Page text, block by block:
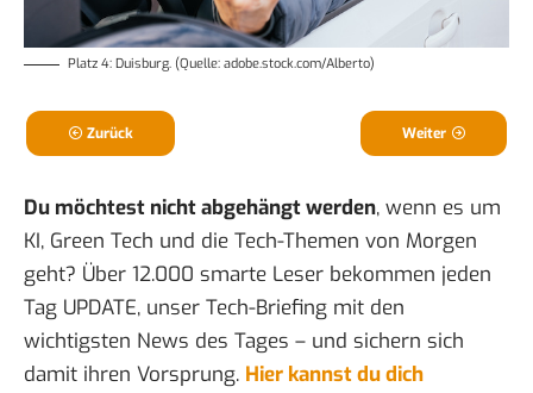
Platz 4: Duisburg. (Quelle: adobe.stock.com/Alberto)
Zurück Weiter
Du möchtest nicht abgehängt werden, wenn es um
KI, Green Tech und die Tech-Themen von Morgen
geht? Über 12.000 smarte Leser bekommen jeden
Tag UPDATE, unser Tech-Briefing mit den
wichtigsten News des Tages – und sichern sich
damit ihren Vorsprung. Hier kannst du dich